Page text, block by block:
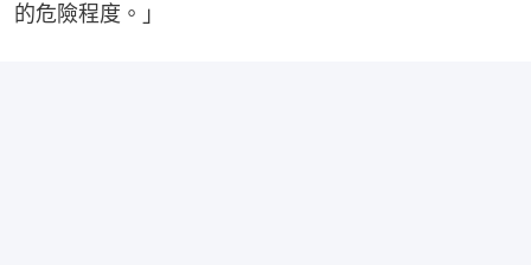
的危險程度。」